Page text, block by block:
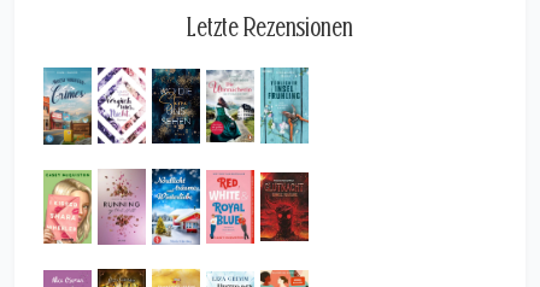
Letzte Rezensionen